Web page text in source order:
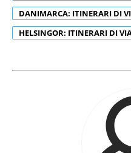
DANIMARCA: ITINERARI DI
HELSINGOR: ITINERARI DI